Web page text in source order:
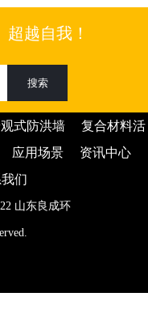
越自我！
式防洪墙
复合材料活
应用场景
资讯中心
们
山东良成环